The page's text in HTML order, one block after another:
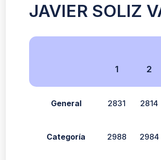
JAVIER SOLIZ
1
2
General 2831 2814
Categoría 2988 2984